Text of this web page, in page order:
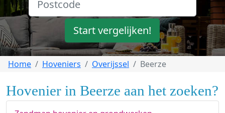
Start vergelijken!
Home Hoveniers Overijssel Beerze
Hovenier in Beerze aan het zoeken?